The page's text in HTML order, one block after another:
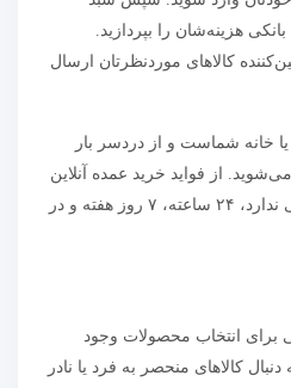
هزینه‌شان را بپردازید.
کالاهای موردنظرتان ارسال
خانه شماست و از دردسر بار
از فواید خرید عمده آنلاین
این است که محدودیت زمانی ندارد، ۲۴ ساعته، ۷ روز هفته و در
برای انتخاب محصولات وجود
کالاهای منحصر به فرد یا نادر